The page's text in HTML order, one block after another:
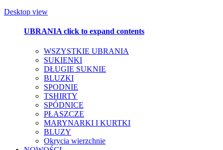
Desktop view
UBRANIAclick to expand contents
WSZYSTKIE UBRANIA
SUKIENKI
DŁUGIE SUKNIE
BLUZKI
SPODNIE
TSHIRTY
SPÓDNICE
PŁASZCZE
MARYNARKI I KURTKI
BLUZY
Okrycia wierzchnie